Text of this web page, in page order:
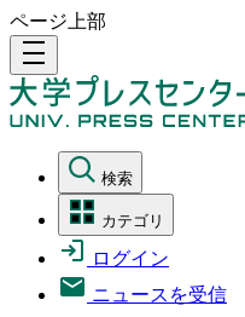
ページ上部
density_medium
検索
カテゴリ
ログイン
ニュースを受信